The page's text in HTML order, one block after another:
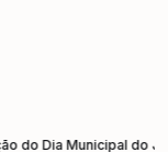
Municipal do Johrei